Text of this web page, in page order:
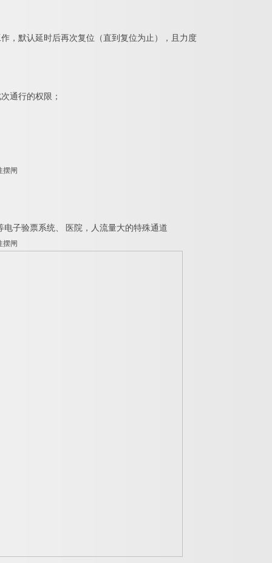
，默认延时后再次复位（直到复位为止），且力度
通行的权限；
电子验票系统、 医院，人流量大的特殊通道